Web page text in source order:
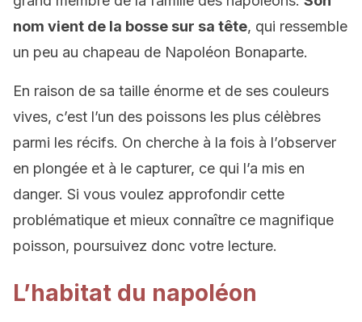
nom vient de la bosse sur sa tête, qui ressemble
un peu au chapeau de Napoléon Bonaparte.
En raison de sa taille énorme et de ses couleurs
vives, c’est l’un des poissons les plus célèbres
parmi les récifs. On cherche à la fois à l’observer
en plongée et à le capturer, ce qui l’a mis en
danger. Si vous voulez approfondir cette
problématique et mieux connaître ce magnifique
poisson, poursuivez donc votre lecture.
L’habitat du napoléon